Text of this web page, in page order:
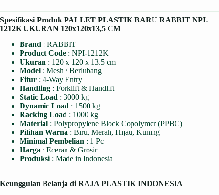
Spesifikasi Produk PALLET PLASTIK BARU RABBIT NPI-
1212K UKURAN 120x120x13,5 CM
Brand : RABBIT
Product Code : NPI-1212K
Ukuran : 120 x 120 x 13,5 cm
Model : Mesh / Berlubang
Fitur : 4-Way Entry
Handling : Forklift & Handlift
Static Load : 3000 kg
Dynamic Load : 1500 kg
Racking Load : 1000 kg
Material : Polypropylene Block Copolymer (PPBC)
Pilihan Warna : Biru, Merah, Hijau, Kuning
Minimal Pembelian : 1 Pc
Harga : Eceran & Grosir
Produksi : Made in Indonesia
Keunggulan Belanja di RAJA PLASTIK INDONESIA